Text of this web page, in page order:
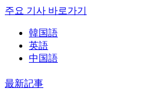
주요 기사 바로가기
韓国語
英語
中国語
最新記事